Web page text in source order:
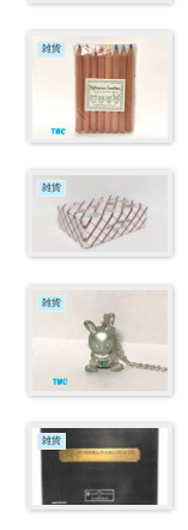
雑貨
雑貨
雑貨
雑貨